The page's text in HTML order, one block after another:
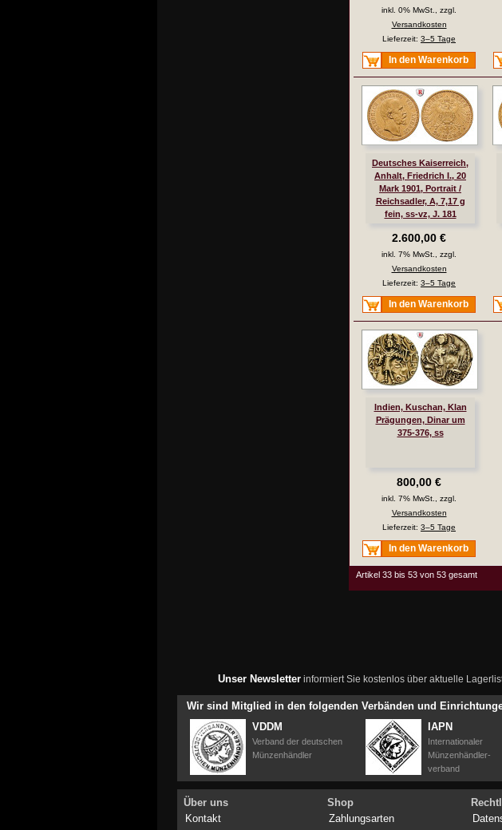
inkl. 0% MwSt., zzgl.
Versandkosten
Lieferzeit: 3–5 Tage
In den Warenkorb
Deutsches Kaiserreich,
Anhalt, Friedrich I., 20
Mark 1901, Portrait /
Reichsadler, A, 7,17 g
fein, ss-vz, J. 181
2.600,00 €
inkl. 7% MwSt., zzgl.
Versandkosten
Lieferzeit: 3–5 Tage
In den Warenkorb
Indien, Kuschan, Klan
Prägungen, Dinar um
375-376, ss
800,00 €
inkl. 7% MwSt., zzgl.
Versandkosten
Lieferzeit: 3–5 Tage
In den Warenkorb
Artikel 33 bis 53 von 53 gesamt
Unser Newsletterinformiert Sie kostenlos über aktuelle
Wir sind Mitglied in den folgenden Verbänden und
VDDM
Verband der deutschen
Münzenhändler
IAPN
Internationaler
Münzenhändler-
verband
Über uns
Kontakt
Shop
Zahlungsarten